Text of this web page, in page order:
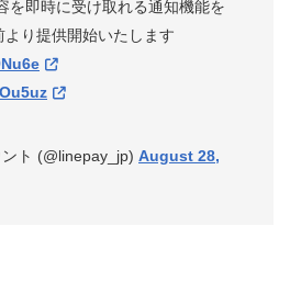
を即時に受け取れる通知機能を
り提供開始いたします
ト (@linepay_jp) August 28,